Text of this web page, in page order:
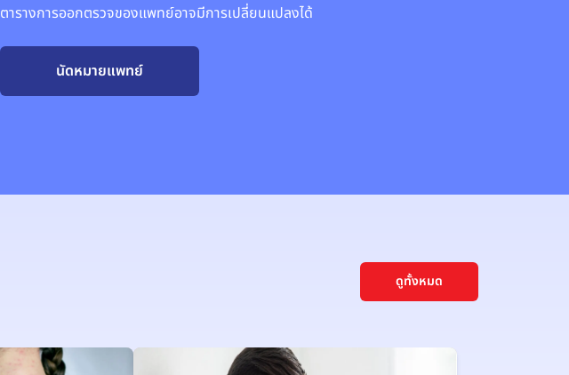
ตารางการออกตรวจของแพทย์อาจมีการเปลี่ยนแปลงได้
นัดหมายแพทย์
ดูทั้งหมด